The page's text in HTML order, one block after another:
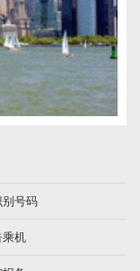
别号码
乘机